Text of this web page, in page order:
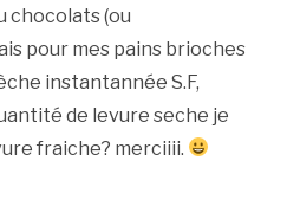
chocolats (ou
pour mes pains brioches
instantannée S.F,
de levure seche je
fraiche? merciiii.